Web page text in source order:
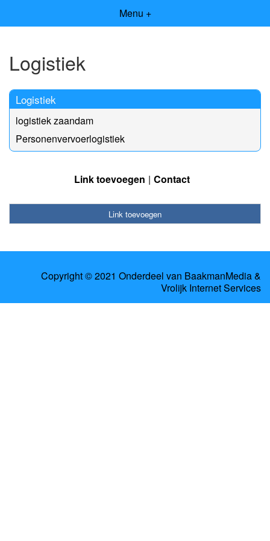
Menu +
Logistiek
Logistiek
logistiek zaandam
Personenvervoerlogistiek
Link toevoegen Contact
Link toevoegen
Copyright © 2021 Onderdeel van BaakmanMedia&
Vrolijk Internet Services